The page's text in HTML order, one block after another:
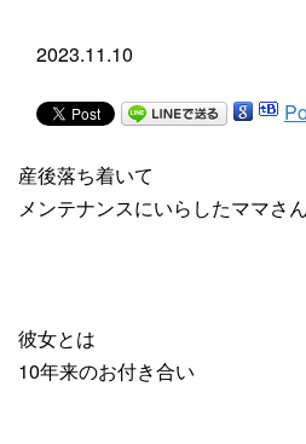
2023.11.10
産後落ち着いて
メンテナンスにいらしたママさん
彼女とは
10年来のお付き合い